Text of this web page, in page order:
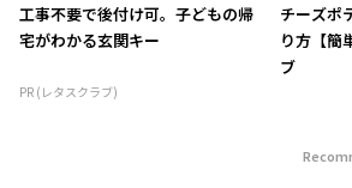
工事不要で後付け可。子どもの帰
宅がわかる玄関キー
PR (レタスクラブ)
チーズポ
り方【簡
ブ